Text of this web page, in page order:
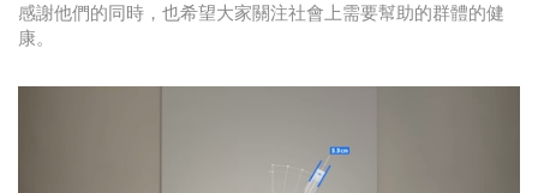
感謝他們的同時，也希望大家關注社會上需要幫助的群體的健
康。